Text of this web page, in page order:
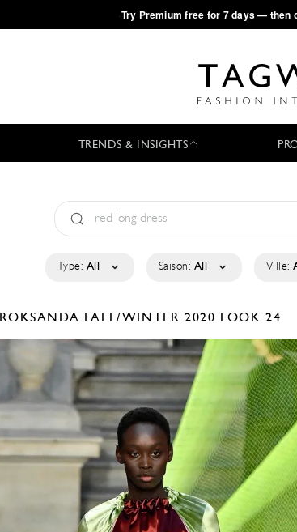
·Try Premium free for 7 days — then
TRENDS & INSIGHTS
Type: All Saison: All Ville:
ROKSANDA FALL/WINTER 2020 LOOK 24